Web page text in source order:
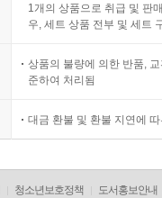
1개의 상품으로 취급 및 판
우, 세트 상품 전부 및 세트
상품의 불량에 의한 반품,
준하여 처리됨
대금 환불 및 환불 지연에
청소년보호정책 도서홍보안내